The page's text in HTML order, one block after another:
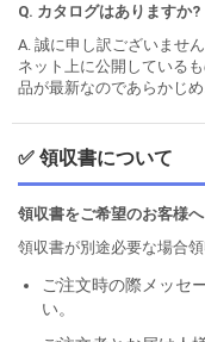
Q. カタログはありますか?
A. 誠に申し訳ございませ
ネット上に公開している
品が最新なのであらかじめ
✅ 領収書について
領収書をご希望のお客様へ
領収書が別途必要な場合
ご注文時の際メッセ
い。